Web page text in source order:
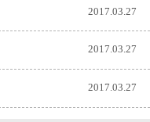
2017.03.27
2017.03.27
2017.03.27